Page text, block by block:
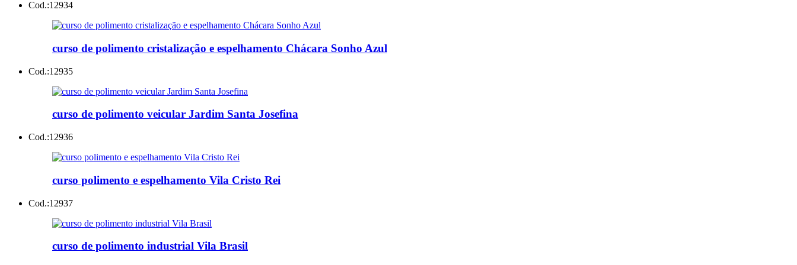
Cod.:12934
curso de polimento cristalização e espelhamento Chácara Sonho Azul
Cod.:12935
curso de polimento veicular Jardim Santa Josefina
Cod.:12936
curso polimento e espelhamento Vila Cristo Rei
Cod.:12937
curso de polimento industrial Vila Brasil